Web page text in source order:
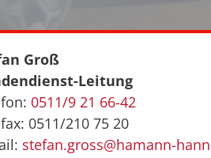
Groß
Leitung
0511/9 21 66-42
0511/210 75 20
stefan.gross@hamann-